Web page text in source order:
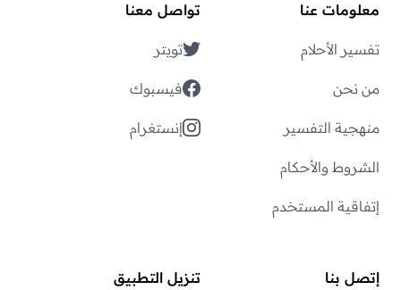
معلومات عنا
تفسير الأحلام
من نحن
منهجية التفسير
الشروط والأحكام
إتفاقية المستخدم
تواصل معنا
تويتر
فيسبوك
إنستغرام
إتصل بنا تنزيل التطبيق